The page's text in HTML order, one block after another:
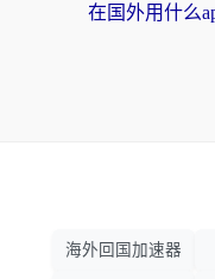
海外回国加速器